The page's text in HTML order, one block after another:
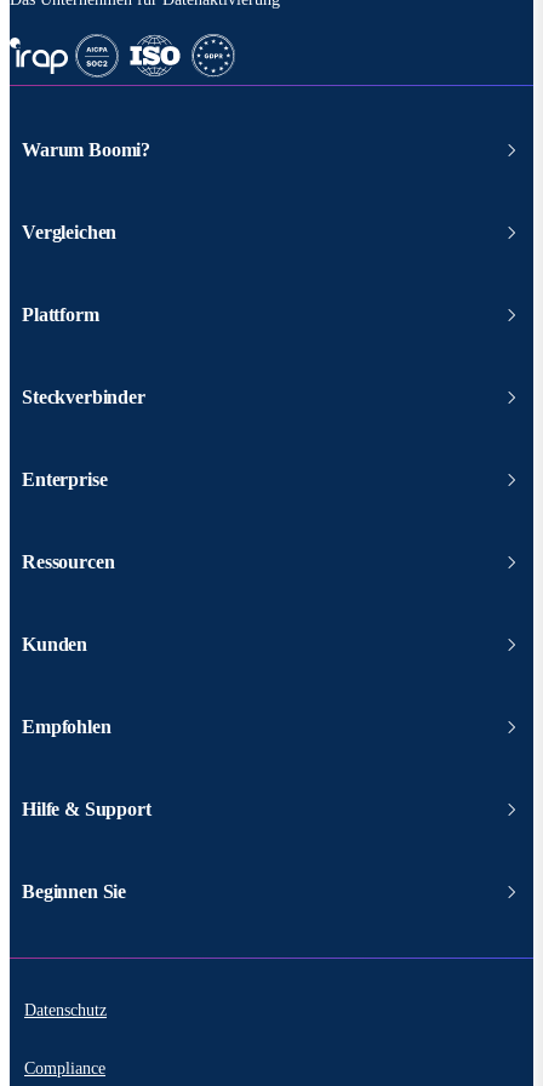
Warum Boomi?
Vergleichen
Plattform
Steckverbinder
Enterprise
Ressourcen
Kunden
Empfohlen
Hilfe & Support
Beginnen Sie
Datenschutz
Compliance